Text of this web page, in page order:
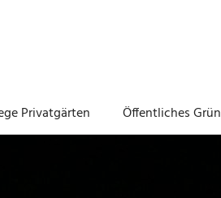
Privatgärten Öffentliches Grün